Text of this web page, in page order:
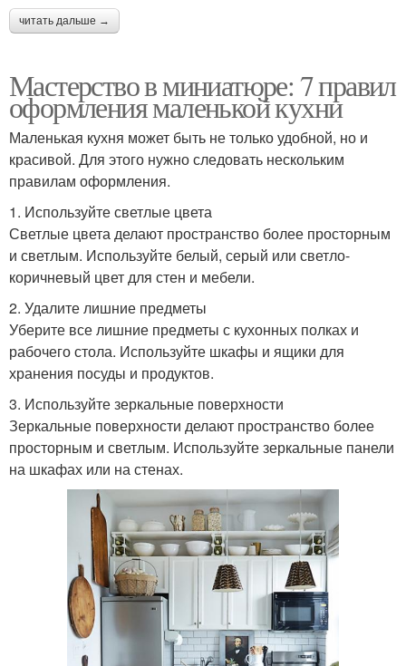
читать дальше →
Мастерство в миниатюре: 7 правил
оформления маленькой кухни
Маленькая кухня может быть не только удобной, но и
красивой. Для этого нужно следовать нескольким
правилам оформления.
1. Используйте светлые цвета
Светлые цвета делают пространство более просторным
и светлым. Используйте белый, серый или светло-
коричневый цвет для стен и мебели.
2. Удалите лишние предметы
Уберите все лишние предметы с кухонных полках и
рабочего стола. Используйте шкафы и ящики для
хранения посуды и продуктов.
3. Используйте зеркальные поверхности
Зеркальные поверхности делают пространство более
просторным и светлым. Используйте зеркальные панели
на шкафах или на стенах.